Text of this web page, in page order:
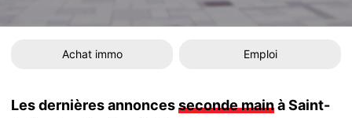
Achat immo Emploi
Les dernières annoncesseconde mainà Saint-